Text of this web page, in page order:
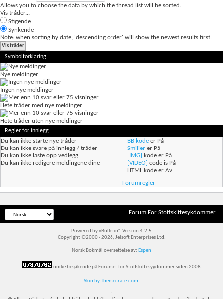
Allows you to choose the data by which the thread list will be sorted.
Vis tråder...
Stigende
Synkende
Note: when sorting by date, 'descending order' will show the newest results first.
Symbolforklaring
Nye meldinger
Ingen nye meldinger
Hete tråder med nye meldinger
Hete tråder uten nye meldinger
Regler for innlegg
Du kan ikke starte nye tråder
Du kan ikke svare på innlegg / tråder
Du kan ikke laste opp vedlegg
Du kan ikke redigere meldingene dine
BB kode er På
Smilier er På
[IMG] kode er På
[VIDEO] code is På
HTML kode erAv
Forumregler
Forum For Stoffskiftesykdommer
Powered by vBulletin® Version 4.2.5
Copyright ©2000 - 2026, Jelsoft Enterprises Ltd.
Norsk Bokmål oversettelse av: Espen
unike besøkende på Forumet for Stoffskiftesygdommer siden 2008
Skin by Themecrate.com
`